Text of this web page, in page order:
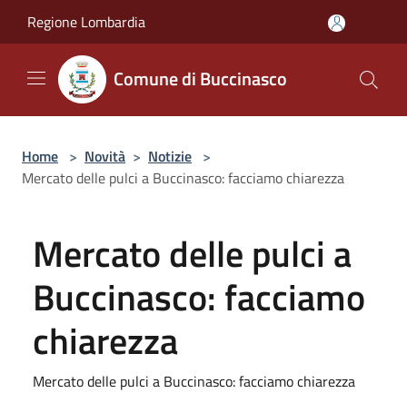
Regione Lombardia
Comune di Buccinasco
Home > Novità > Notizie >
Mercato delle pulci a Buccinasco: facciamo chiarezza
Mercato delle pulci a
Buccinasco: facciamo
chiarezza
Mercato delle pulci a Buccinasco: facciamo chiarezza